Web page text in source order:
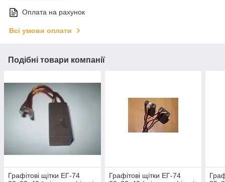
Оплата на рахунок
Всі умови оплати
Подібні товари компанії
Графітові щітки ЕГ-74
Графітові щітки ЕГ-74